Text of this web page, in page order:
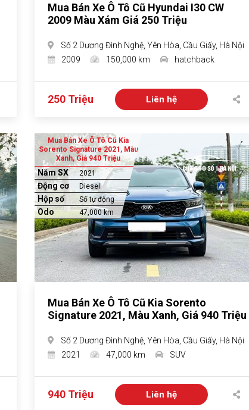
Mua Bán Xe Ô Tô Cũ Hyundai I30 CW
2009 Màu Xám Giá 250 Triệu
Số 2 Dương Đình Nghệ, Yên Hòa, Cầu Giấy, Hà Nội
2009
150,000 km hatchback
250 Triệu Liên hệ
Mua Bán Xe Ô Tô Cũ Kia
Sorento Signature 2021, Màu
Xanh, Giá 940 Triệu
Năm SX 2021
Động cơ Diesel
Hộp số Số tự động
Odo 47,000 km
Mua Bán Xe Ô Tô Cũ Kia Sorento
Signature 2021, Màu Xanh, Giá 940 Triệu
Số 2 Dương Đình Nghệ, Yên Hòa, Cầu Giấy, Hà Nội
2021
47,000 km SUV
940 Triệu Liên hệ